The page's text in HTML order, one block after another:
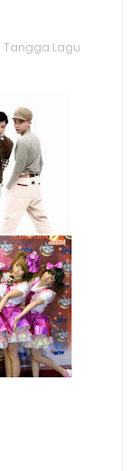
Tangga Lagu